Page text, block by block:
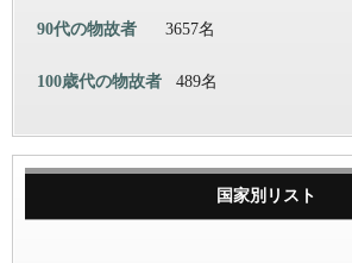
90代の物故者 3657名
100歳代の物故者 489名
国家別リスト